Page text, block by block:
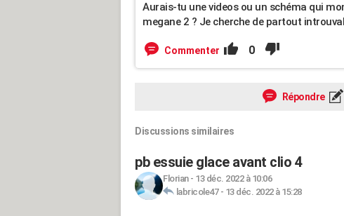
Aurais-tu une videos ou un schéma qui
megane 2 ? Je cherche de partout
Commenter 0
Répondre
Discussions similaires
pb essuie glace avant clio 4
Florian- 13 déc. 2022 à 10:06
labricole47- 13 déc. 2022 à 15:28